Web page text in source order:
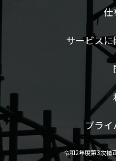
仕
サービス
プラ
令和2年度第3次補